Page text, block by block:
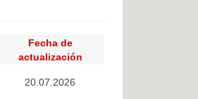
Fecha de
actualización
20.07.2026